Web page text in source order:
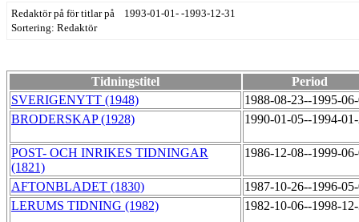
Redaktör på för titlar på 1993-01-01- -1993-12-31
Sortering: Redaktör
Tidningstitel
Period
SVERIGENYTT (1948)
1988-08-23--1995-
BRODERSKAP (1928)
1990-01-05--1994-
POST- OCH INRIKES TIDNINGAR
(1821)
1986-12-08--1999-
AFTONBLADET (1830)
1987-10-26--1996-
LERUMS TIDNING (1982)
1982-10-06--1998-